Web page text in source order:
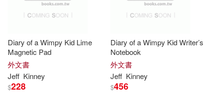
Diary of a Wimpy Kid Lime
Magnetic Pad
外文書
Jeff Kinney
$228
Diary of a Wimpy Kid Writer’s
Notebook
外文書
Jeff Kinney
$456